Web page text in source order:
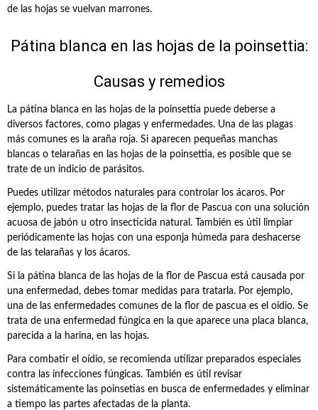
de las hojas se vuelvan marrones.
Pátina blanca en las hojas de la poinsettia:
Causas y remedios
La pátina blanca en las hojas de la poinsettia puede deberse a
diversos factores, como plagas y enfermedades. Una de las plagas
más comunes es la araña roja. Si aparecen pequeñas manchas
blancas o telarañas en las hojas de la poinsettia, es posible que se
trate de un indicio de parásitos.
Puedes utilizar métodos naturales para controlar los ácaros. Por
ejemplo, puedes tratar las hojas de la flor de Pascua con una solución
acuosa de jabón u otro insecticida natural. También es útil limpiar
periódicamente las hojas con una esponja húmeda para deshacerse
de las telarañas y los ácaros.
Si la pátina blanca de las hojas de la flor de Pascua está causada por
una enfermedad, debes tomar medidas para tratarla. Por ejemplo,
una de las enfermedades comunes de la flor de pascua es el oídio. Se
trata de una enfermedad fúngica en la que aparece una placa blanca,
parecida a la harina, en las hojas.
Para combatir el oídio, se recomienda utilizar preparados especiales
contra las infecciones fúngicas. También es útil revisar
sistemáticamente las poinsetias en busca de enfermedades y eliminar
a tiempo las partes afectadas de la planta.